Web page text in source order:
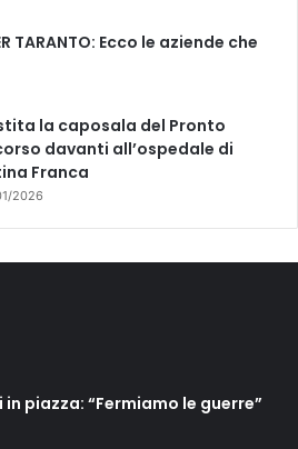
TARANTO: Ecco le aziende che
la caposala del Pronto
davanti all’ospedale di
Franca
2026
piazza: “Fermiamo le guerre”